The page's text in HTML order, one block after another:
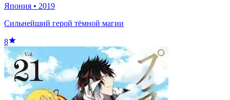
Япония • 2019
Сильнейший герой тëмной магии
8